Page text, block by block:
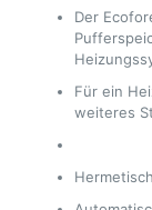
Der
Für ein
weiteres